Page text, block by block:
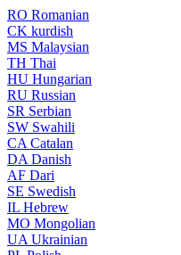
RO Romanian
CK kurdish
MS Malaysian
TH Thai
HU Hungarian
RU Russian
SR Serbian
SW Swahili
CA Catalan
DA Danish
AF Dari
SE Swedish
IL Hebrew
MO Mongolian
UA Ukrainian